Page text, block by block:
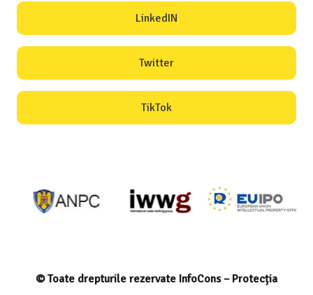
LinkedIN
Twitter
TikTok
© Toate drepturile rezervate InfoCons – Protecția